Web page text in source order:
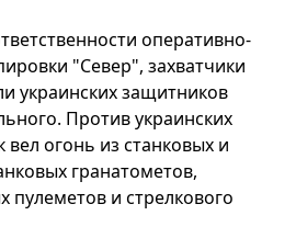
оперативно-
"Север", захватчики
украинских защитников
Против украинских
огонь из станковых и
гранатометов,
пулеметов и стрелкового